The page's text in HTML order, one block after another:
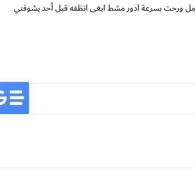
بسرعة ادور مشط ابغى انظفه قبل أحد يشوفني